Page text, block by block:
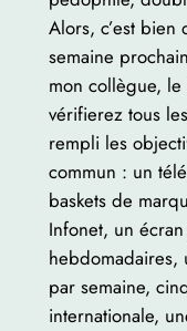
Alors, c’est bien
semaine
mon collègue, le
vérifierez tous
rempli les
commun : un
baskets de
Infonet, un
par semaine,
internationale,